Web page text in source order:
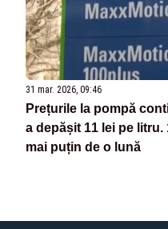
31 mar. 2026, 09:46
Prețurile la pompă
a depășit 11 lei pe
mai puțin de o lună